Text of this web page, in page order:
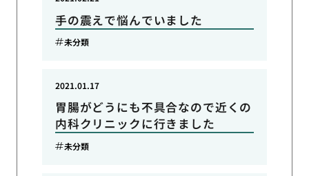
手の震えで悩んでいました
未分類
胃腸がどうにも不具合なので近くの
内科クリニックに行きました
2021.01.17
未分類